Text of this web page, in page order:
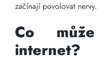
začínají povolovat nervy.
Co
internet?